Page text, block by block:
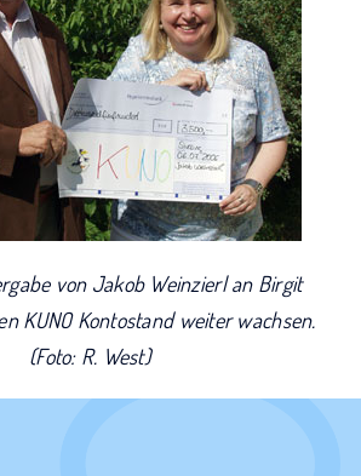
von Jakob Weinzierl an Birgit
KUNO Kontostand weiter wachsen.
(Foto: R. West)